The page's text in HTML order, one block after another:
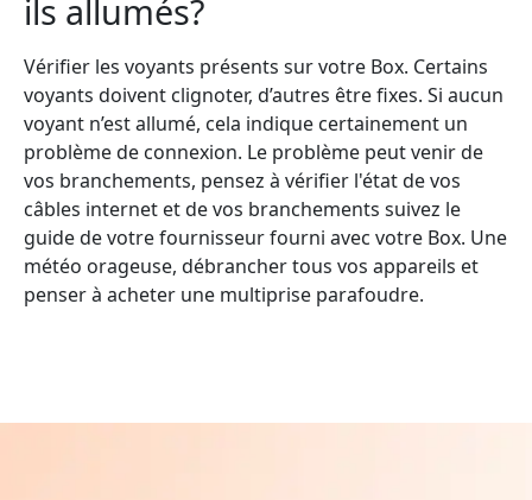
ils allumés?
Vérifier les voyants présents sur votre Box. Certains
voyants doivent clignoter, d’autres être fixes. Si aucun
voyant n’est allumé, cela indique certainement un
problème de connexion. Le problème peut venir de
vos branchements, pensez à vérifier l'état de vos
câbles internet et de vos branchements suivez le
guide de votre fournisseur fourni avec votre Box. Une
météo orageuse, débrancher tous vos appareils et
penser à acheter une multiprise parafoudre.